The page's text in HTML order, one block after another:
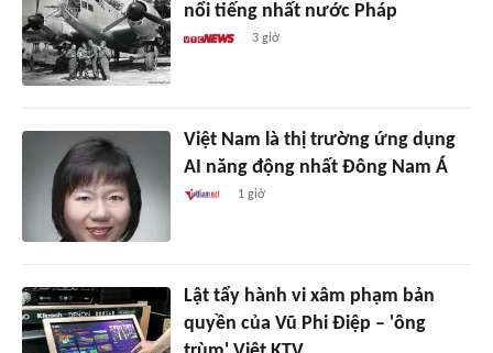
nổi tiếng nhất nước Pháp
3 giờ
Việt Nam là thị trường ứng dụng
AI năng động nhất Đông Nam Á
1 giờ
Lật tẩy hành vi xâm phạm bản
quyền của Vũ Phi Điệp – 'ông